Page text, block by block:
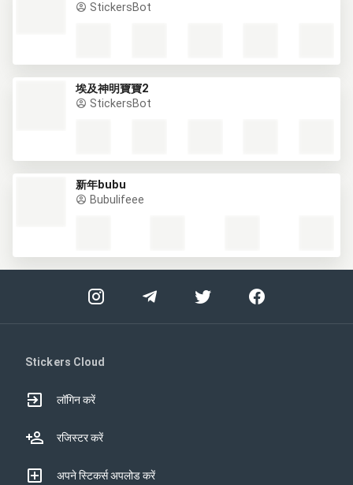
StickersBot
埃及神明寶寶2
StickersBot
新年bubu
Bubulifeee
Stickers Cloud
लॉगिन करें
रजिस्टर करें
अपने स्टिकर्स अपलोड करें